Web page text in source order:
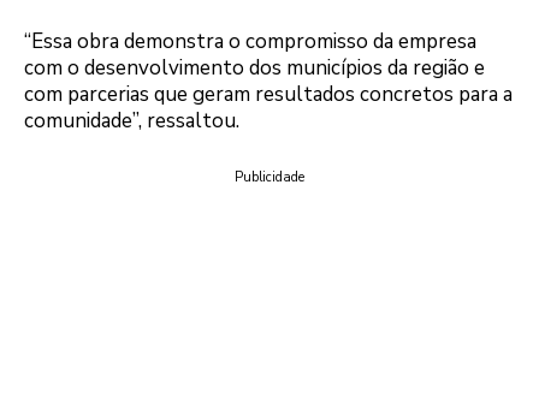
“Essa obra demonstra o compromisso da empresa
com o desenvolvimento dos municípios da região e
com parcerias que geram resultados concretos para a
comunidade”, ressaltou.
Publicidade